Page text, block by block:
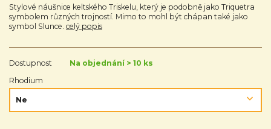
Stylové náušnice keltského Triskelu, který je podobně jako Triquetra
symbolem různých trojností. Mimo to mohl být chápan také jako
symbol Slunce. celý popis
Dostupnost
Na objednání > 10 ks
Rhodium